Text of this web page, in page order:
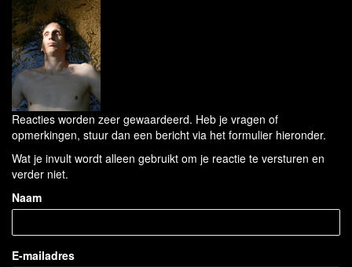
Reacties worden zeer gewaardeerd. Heb je vragen of
opmerkingen, stuur dan een bericht via het formulier hieronder.
Wat je invult wordt alleen gebruikt om je reactie te versturen en
verder niet.
Naam
E-mailadres